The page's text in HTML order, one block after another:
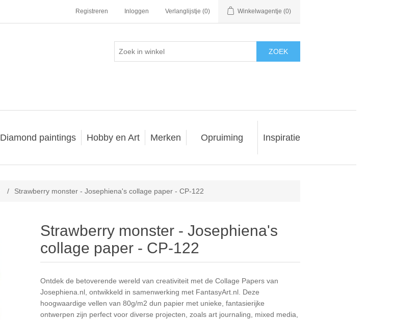
Registreren Inloggen Verlanglijstje (0) Winkelwagentje (0)
ZOEK
Diamond paintings Hobby en Art Merken Opruiming Inspiratie
/ Strawberry monster - Josephiena's collage paper - CP-122
Strawberry monster - Josephiena's
collage paper - CP-122
Ontdek de betoverende wereld van creativiteit met de Collage Papers van
Josephiena.nl, ontwikkeld in samenwerking met FantasyArt.nl. Deze
hoogwaardige vellen van 80g/m2 dun papier met unieke, fantasierijke
ontwerpen zijn perfect voor diverse projecten, zoals art journaling, mixed media,